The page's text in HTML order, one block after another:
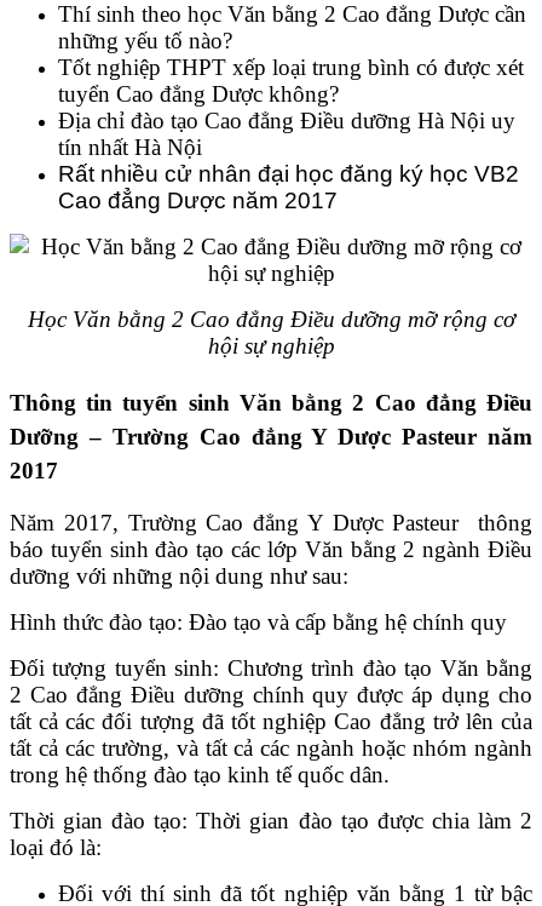
Thí sinh theo học Văn bằng 2 Cao đẳng Dược cần
những yếu tố nào?
Tốt nghiệp THPT xếp loại trung bình có được xét
tuyển Cao đẳng Dược không?
Địa chỉ đào tạo Cao đẳng Điều dưỡng Hà Nội uy
tín nhất Hà Nội
Rất nhiều cử nhân đại học đăng ký học VB2
Cao đẳng Dược năm 2017
Học Văn bằng 2 Cao đẳng Điều dưỡng mỡ rộng cơ
hội sự nghiệp
Thông tin tuyển sinh Văn bằng 2 Cao đẳng Điều
Dưỡng – Trường Cao đẳng Y Dược Pasteur năm
2017
Năm 2017, Trường Cao đẳng Y Dược Pasteur thông
báo tuyển sinh đào tạo các lớp Văn bằng 2 ngành Điều
dưỡng với những nội dung như sau:
Hình thức đào tạo: Đào tạo và cấp bằng hệ chính quy
Đối tượng tuyển sinh: Chương trình đào tạo Văn bằng
2 Cao đẳng Điều dưỡng chính quy được áp dụng cho
tất cả các đối tượng đã tốt nghiệp Cao đẳng trở lên của
tất cả các trường, và tất cả các ngành hoặc nhóm ngành
trong hệ thống đào tạo kinh tế quốc dân.
Thời gian đào tạo: Thời gian đào tạo được chia làm 2
loại đó là:
Đối với thí sinh đã tốt nghiệp văn bằng 1 từ bậc